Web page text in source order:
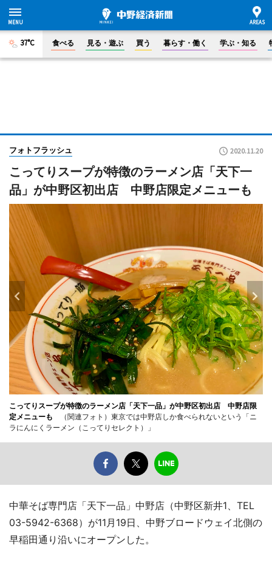
37°C 食べる 見る・遊ぶ 買う 暮らす・働く 学ぶ・知る
フォトフラッシュ 2020.11.20
こってりスープが特徴のラーメン店「天下一
品」が中野区初出店 中野店限定メニューも
こってりスープが特徴のラーメン店「天下一品」が中野区初出店 中野店限
定メニューも （関連フォト）東京では中野店しか食べられないという「ニ
ラにんにくラーメン（こってりセレクト）」
中華そば専門店「天下一品」中野店（中野区新井1、TEL
03-5942-6368）が11月19日、中野ブロードウェイ北側の
早稲田通り沿いにオープンした。